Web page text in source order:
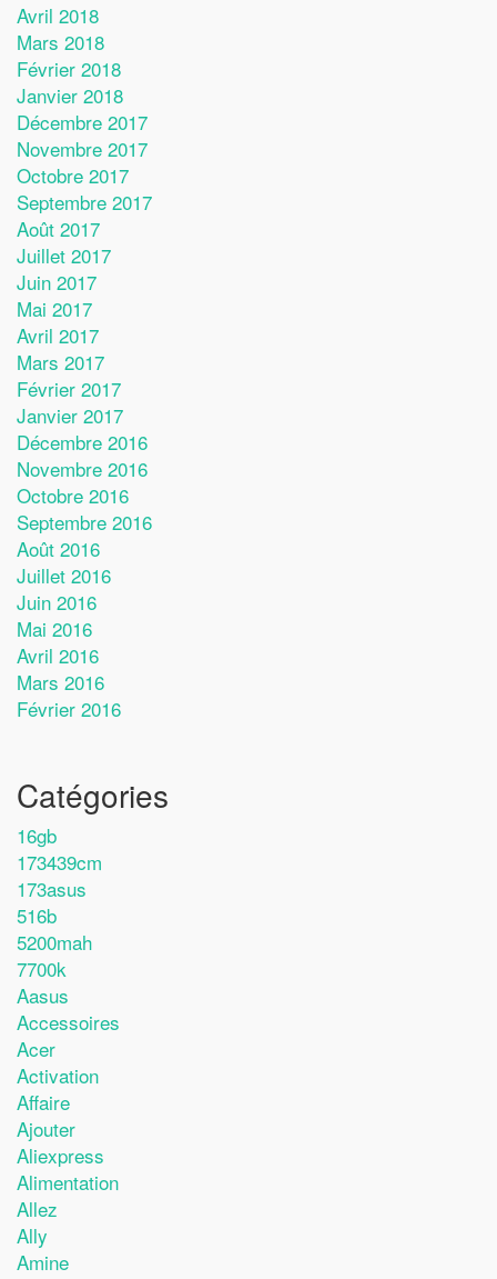
Avril 2018
Mars 2018
Février 2018
Janvier 2018
Décembre 2017
Novembre 2017
Octobre 2017
Septembre 2017
Août 2017
Juillet 2017
Juin 2017
Mai 2017
Avril 2017
Mars 2017
Février 2017
Janvier 2017
Décembre 2016
Novembre 2016
Octobre 2016
Septembre 2016
Août 2016
Juillet 2016
Juin 2016
Mai 2016
Avril 2016
Mars 2016
Février 2016
Catégories
16gb
173439cm
173asus
516b
5200mah
7700k
Aasus
Accessoires
Acer
Activation
Affaire
Ajouter
Aliexpress
Alimentation
Allez
Ally
Amine